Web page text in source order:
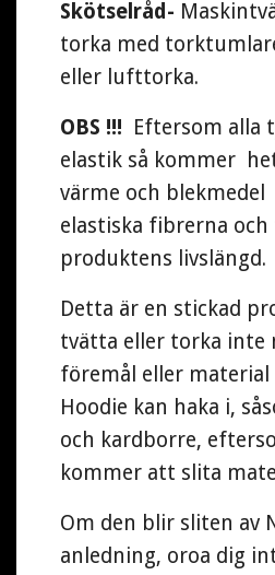
Skötselråd-
torka med
eller lufttorka.
OBS !!! Eftersom alla
elastik så kommer
värme och
elastiska fibrerna
produktens livslängd.
Detta är en stickad
tvätta eller torka inte
föremål eller material
Hoodie kan haka i,
och kardborre,
kommer att slita
Om den blir sliten av
anledning, oroa dig